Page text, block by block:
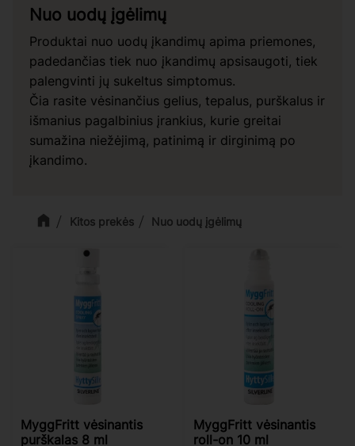
Kitos prekės Nuo uodų įgėlimų
Nuo uodų įgėlimų
Produktai nuo uodų įkandimų apima priemones,
padedančias tiek nuo įkandimų apsisaugoti, tiek
palengvinti jų sukeltus simptomus.
Čia rasite vėsinančius gelius, tepalus, purškalus ir
išmanius pagalbinius įrankius, kurie greitai
sumažina niežėjimą, patinimą ir dirginimą po
įkandimo.
MyggFritt vėsinantis
purškalas 8 ml
MyggFritt vėsinantis
roll-on 10 ml